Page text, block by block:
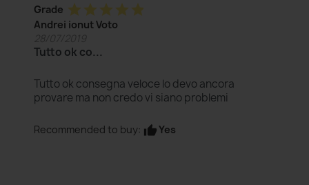
Grade star star star star star
Andrei ionut Voto
Tutto ok co...
Tutto ok consegna veloce lo devo ancora
provare ma non credo vi siano problemi
Recommended to buy: thumb_upYes